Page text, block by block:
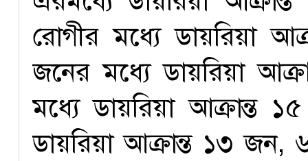
রোগীর মধ্যে ডায়রিয়া
জনের মধ্যে ডায়রিয়া
মধ্যে ডায়রিয়া আক্রান্ত
ডায়রিয়া আক্রান্ত ১৩ জন,